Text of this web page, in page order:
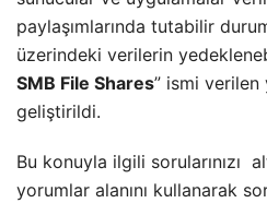
paylaşımlarında tutabilir
üzerindeki verilerin
SMB File Shares” ismi
geliştirildi.
Bu konuyla ilgili sorularınızı
yorumlar alanını kullanarak